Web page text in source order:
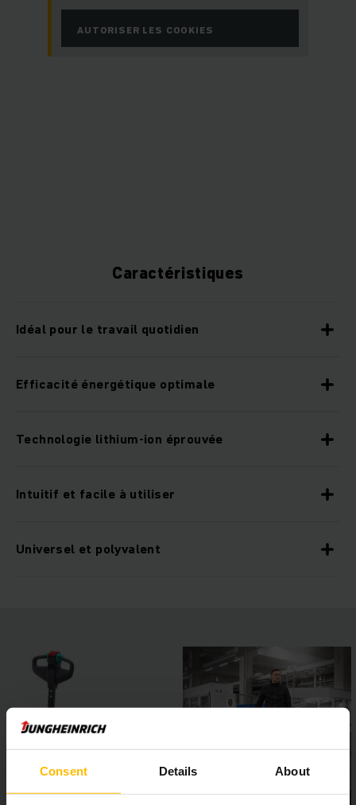
Consent Details About
AUTORISER LES COOKIES
Caractéristiques
Idéal pour le travail quotidien
Efficacité énergétique optimale
Technologie lithium-ion éprouvée
Intuitif et facile à utiliser
Universel et polyvalent